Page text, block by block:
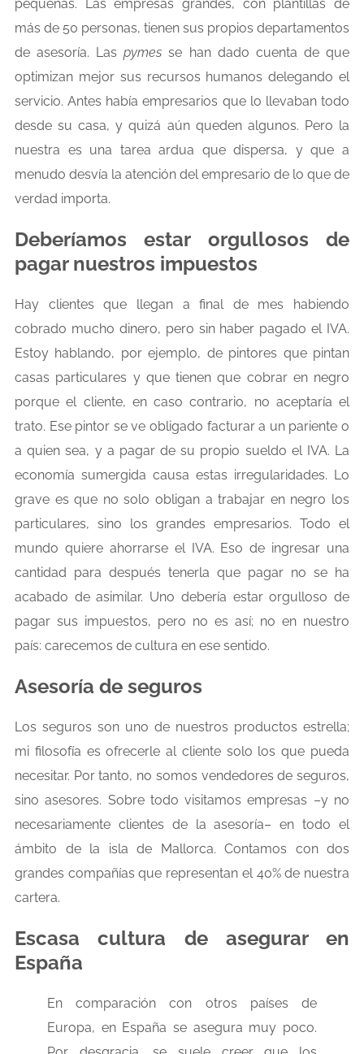
pequeñas. Las empresas grandes, con plantillas de
más de 50 personas, tienen sus propios departamentos
de asesoría. Laspymes se han dado cuenta de que
optimizan mejor sus recursos humanos delegando el
servicio. Antes había empresarios que lo llevaban todo
desde su casa, y quizá aún queden algunos. Pero la
nuestra es una tarea ardua que dispersa, y que a
menudo desvía la atención del empresario de lo que de
verdad importa.
Deberíamos estar orgullosos de
pagar nuestros impuestos
Hay clientes que llegan a final de mes habiendo
cobrado mucho dinero, pero sin haber pagado el IVA.
Estoy hablando, por ejemplo, de pintores que pintan
casas particulares y que tienen que cobrar en negro
porque el cliente, en caso contrario, no aceptaría el
trato. Ese pintor se ve obligado facturar a un pariente o
a quien sea, y a pagar de su propio sueldo el IVA. La
economía sumergida causa estas irregularidades. Lo
grave es que no solo obligan a trabajar en negro los
particulares, sino los grandes empresarios. Todo el
mundo quiere ahorrarse el IVA. Eso de ingresar una
cantidad para después tenerla que pagar no se ha
acabado de asimilar. Uno debería estar orgulloso de
pagar sus impuestos, pero no es así; no en nuestro
país: carecemos de cultura en ese sentido.
Asesoría de seguros
Los seguros son uno de nuestros productos estrella;
mi filosofía es ofrecerle al cliente solo los que pueda
necesitar. Por tanto, no somos vendedores de seguros,
sino asesores. Sobre todo visitamos empresas –y no
necesariamente clientes de la asesoría– en todo el
ámbito de la isla de Mallorca. Contamos con dos
grandes compañías que representan el 40% de nuestra
cartera.
Escasa cultura de asegurar en
España
En comparación con otros países de
Europa, en España se asegura muy poco.